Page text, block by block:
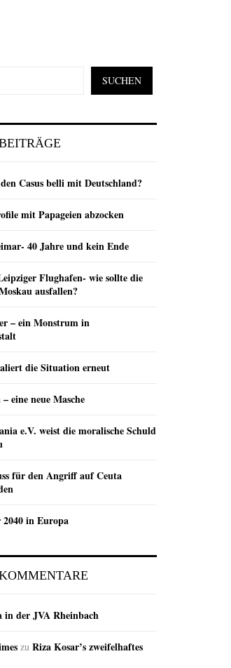
SUCHEN
Casus belli mit Deutschland?
mit Papageien abzocken
40 Jahre und kein Ende
Flughafen- wie sollte die
ausfallen?
– ein Monstrum in
die Situation erneut
eine neue Masche
e.V. weist die moralische Schuld
für den Angriff auf Ceuta
2040 in Europa
in der JVA Rheinbach
zu Riza Kosar’s zweifelhaftes